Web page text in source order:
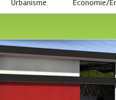
Urbanisme Economie/